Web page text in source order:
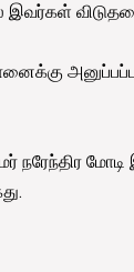
இவர்கள்
மோடி